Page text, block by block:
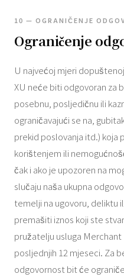
10 — OGRANIČENJE
Ograničenje
U najvećoj mjeri
XU neće biti odgovoran za
posebnu, posljedičnu ili
ograničavajući se na,
prekid poslovanja itd.) koja
korištenjem ili
čak i ako je upozoren na
slučaju naša ukupna
temelji na ugovoru, deliktu
premašiti iznos koji ste
pružatelju usluga Merchant
posljednjih 12 mjeseci. Za
odgovornost bit će